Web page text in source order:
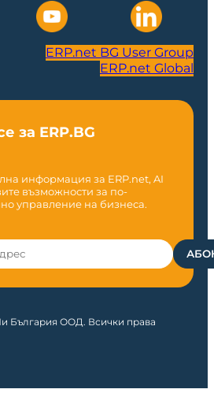
ERP.net BG User Group
ERP.net Global
за ERP.BG
информация за ERP.net, AI
възможности за по-
управление на бизнеса.
България ООД. Всички права